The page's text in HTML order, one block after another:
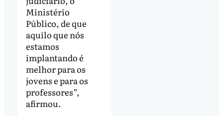
Ministério
Público, de que
aquilo que nós
estamos
implantando é
melhor para os
jovens e para os
professores”,
afirmou.